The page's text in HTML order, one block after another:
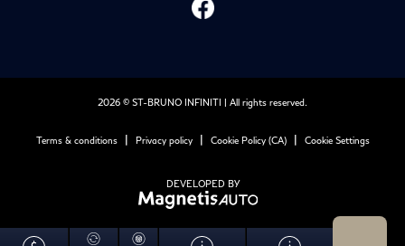
2026 © ST-BRUNO INFINITI | All rights reserved.
Terms & conditions| Privacy policy| Cookie Policy (CA)| Cookie Settings
DEVELOPED BY